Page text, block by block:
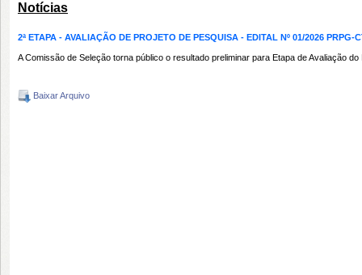
Notícias
2ª ETAPA - AVALIAÇÃO DE PROJETO DE PESQUISA - EDITAL Nº 01/2026 PRPG-
A Comissão de Seleção torna público o resultado preliminar para Etapa de Avaliação
Baixar Arquivo